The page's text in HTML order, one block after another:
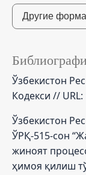
Другие
Ўзбекистон
Кодекси // URL:
Ўзбекистон
ЎРҚ-515-сон
жиноят
ҳимоя қилиш